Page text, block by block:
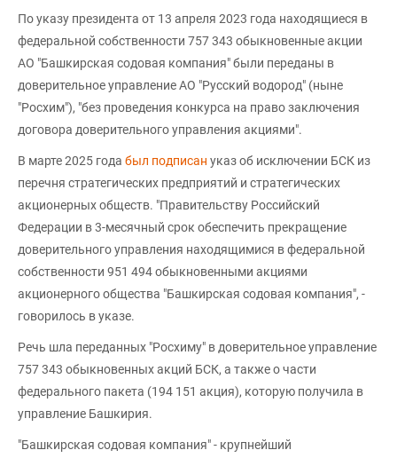
По указу президента от 13 апреля 2023 года находящиеся в
федеральной собственности 757 343 обыкновенные акции
АО "Башкирская содовая компания" были переданы в
доверительное управление АО "Русский водород" (ныне
"Росхим"), "без проведения конкурса на право заключения
договора доверительного управления акциями".
В марте 2025 года был подписан указ об исключении БСК из
перечня стратегических предприятий и стратегических
акционерных обществ. "Правительству Российский
Федерации в 3-месячный срок обеспечить прекращение
доверительного управления находящимися в федеральной
собственности 951 494 обыкновенными акциями
акционерного общества "Башкирская содовая компания", -
говорилось в указе.
Речь шла переданных "Росхиму" в доверительное управление
757 343 обыкновенных акций БСК, а также о части
федерального пакета (194 151 акция), которую получила в
управление Башкирия.
"Башкирская содовая компания" - крупнейший